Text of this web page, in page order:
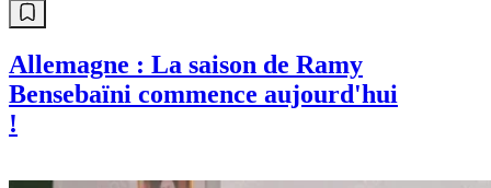
Allemagne : La saison de Ramy
Bensebaïni commence aujourd'hui
!